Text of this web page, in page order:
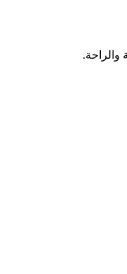
والراحة.